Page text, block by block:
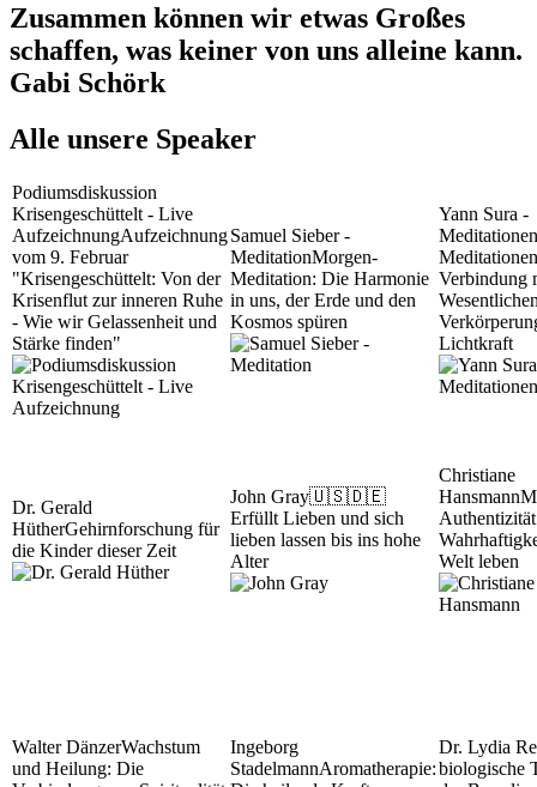
Zusammen können wir etwas Großes
schaffen, was keiner von uns alleine kann.
Gabi Schörk
Alle unsere Speaker
Podiumsdiskussion
Krisengeschüttelt - Live
AufzeichnungAufzeichnung
vom 9. Februar
"Krisengeschüttelt: Von der
Krisenflut zur inneren Ruhe
- Wie wir Gelassenheit und
Stärke finden"
Samuel Sieber -
MeditationMorgen-
Meditation: Die Harmonie
in uns, der Erde und den
Kosmos spüren
Yann Sura -
Meditationen
Verbindung
Lichtkraft
Dr. Gerald
HütherGehirnforschung für
die Kinder dieser Zeit
John Gray🇺🇸🇩🇪
Erfüllt Lieben und sich
lieben lassen bis ins hohe
Alter
Christiane
Hansmann
Welt leben
Walter DänzerWachstum
und Heilung: Die
Ingeborg
StadelmannAromatherapie:
Dr. Lydia
biologische